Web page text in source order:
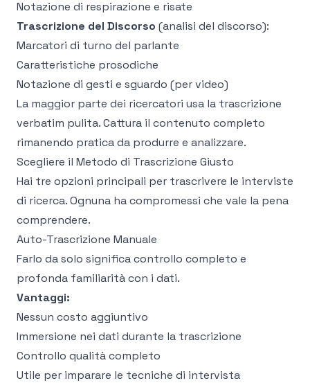
Notazione di respirazione e risate
Trascrizione del Discorso (analisi del discorso):
Marcatori di turno del parlante
Caratteristiche prosodiche
Notazione di gesti e sguardo (per video)
La maggior parte dei ricercatori usa la trascrizione
verbatim pulita. Cattura il contenuto completo
rimanendo pratica da produrre e analizzare.
Scegliere il Metodo di Trascrizione Giusto
Hai tre opzioni principali per trascrivere le interviste
di ricerca. Ognuna ha compromessi che vale la pena
comprendere.
Auto-Trascrizione Manuale
Farlo da solo significa controllo completo e
profonda familiarità con i dati.
Vantaggi:
Nessun costo aggiuntivo
Immersione nei dati durante la trascrizione
Controllo qualità completo
Utile per imparare le tecniche di intervista